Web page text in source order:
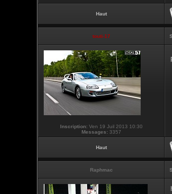
Haut
touti-17
Inscription: Ven 19 Juil 2013 10:30
Messages: 3357
Haut
Raphmac